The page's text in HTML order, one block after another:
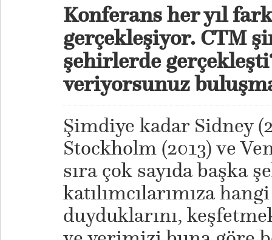
Konferans her yıl
gerçekleşiyor. CTM
şehirlerde
veriyorsunuz
Şimdiye kadar Sidney
Stockholm (2013) ve
sıra çok sayıda başka
katılımcılarımıza
duyduklarını,